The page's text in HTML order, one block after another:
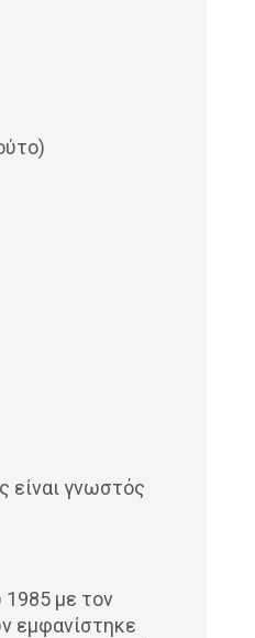
είναι γνωστός
με τον
εμφανίστηκε